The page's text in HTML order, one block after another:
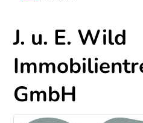
J. u. E. Wild
GmbH